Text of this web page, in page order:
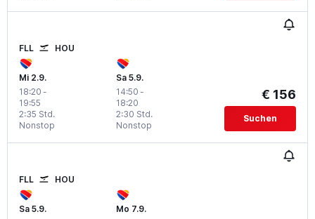
FLL HOU
Mi 2.9.
18:20 -
19:55
Nonstop
2:35 Std.
Sa 5.9.
14:50 -
18:20
Nonstop
2:30 Std.
€ 156
Suchen
FLL HOU
Sa 5.9.
Mo 7.9.